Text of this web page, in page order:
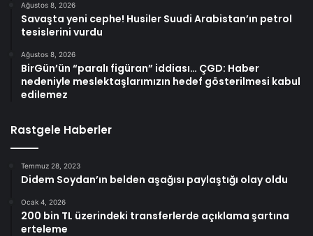
Ağustos 8, 2026
Savaşta yeni cephe! Husiler Suudi Arabistan’ın petrol
tesislerini vurdu
Ağustos 8, 2026
BirGün’ün “paralı figüran” iddiası… ÇGD: Haber
nedeniyle meslektaşlarımızın hedef gösterilmesi kabul
edilemez
Rastgele Haberler
Temmuz 28, 2023
Didem Soydan’ın belden aşağısı paylaştığı olay oldu
Ocak 4, 2026
200 bin TL üzerindeki transferlerde açıklama şartına
erteleme